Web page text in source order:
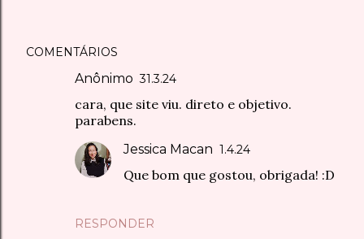
COMENTÁRIOS
Anônimo 31.3.24
cara, que site viu. direto e objetivo.
parabens.
RESPONDER
Jessica Macan 1.4.24
Que bom que gostou, obrigada! :D